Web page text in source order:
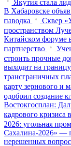
Якутия стала
В Хабаровске
паводка
Сквер
пространством
Китайском форуме
партнерство
строить прочные
выходит на
трансграничных
карту зернового и
одобрил создание
Востокгосплан:
кадрового кризиса
2026: угольная
Сахалина-2026» —
нерешенных